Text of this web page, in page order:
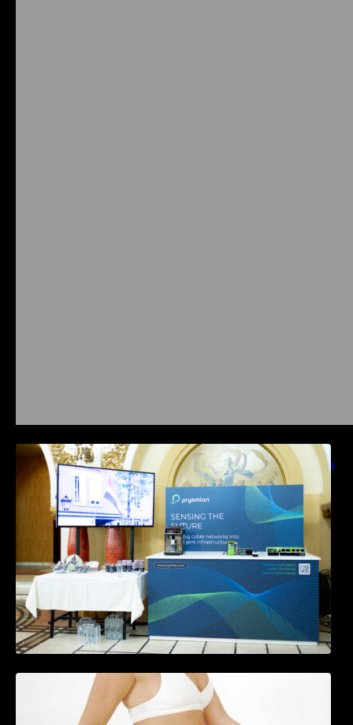
Prysmian aduce la COMM26 tehnologii de
sensing si Digital Energy pentru monitorizarea
in timp real a infrastrucrutilor critice
Tratamentul Wegovy® generează o scădere
în greutate de până la 22,6% la femei în
perioada menopauzei și reduce la jumătate
riscul de migrene